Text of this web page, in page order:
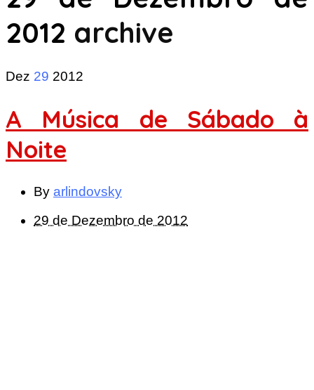
2012 archive
Dez 29 2012
A Música de Sábado à
Noite
By arlindovsky
29 de Dezembro de 2012